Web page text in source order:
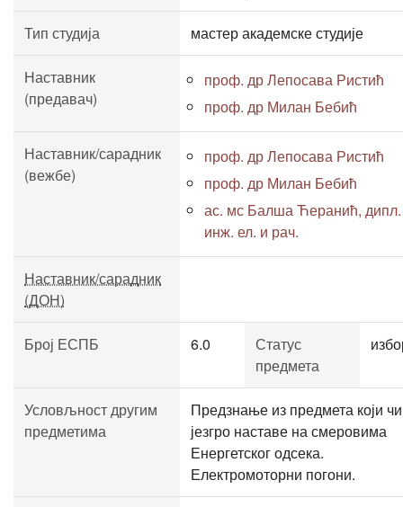
Тип студија мастер академске студије
Наставник
(предавач)
проф. др Лепосава Ристић
проф. др Милан Бебић
Наставник/сарадник
(вежбе)
проф. др Лепосава Ристић
проф. др Милан Бебић
ас. мс Балша Ћеранић, дипл.
инж. ел. и рач.
Наставник/сарадник
(ДОН)
Број ЕСПБ 6.0
Статус
предмета
Условљност другим
предметима
Предзнање из предмета који
језгро наставе на смеровима
Енергетског одсека.
Електромоторни погони.